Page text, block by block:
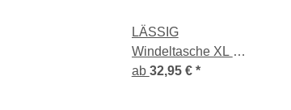
LÄSSIG
Windeltasche XL mit
Wickelunterlage -
ab 32,95 € *